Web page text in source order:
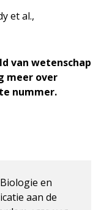
et al.,
van wetenschap
meer over
nummer.
en
aan de